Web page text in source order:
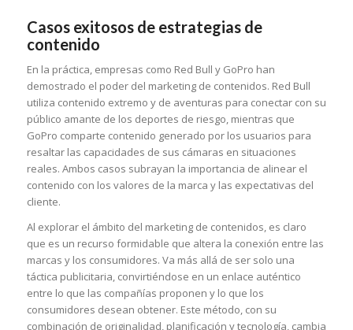
Casos exitosos de estrategias de
contenido
En la práctica, empresas como Red Bull y GoPro han
demostrado el poder del marketing de contenidos. Red Bull
utiliza contenido extremo y de aventuras para conectar con su
público amante de los deportes de riesgo, mientras que
GoPro comparte contenido generado por los usuarios para
resaltar las capacidades de sus cámaras en situaciones
reales. Ambos casos subrayan la importancia de alinear el
contenido con los valores de la marca y las expectativas del
cliente.
Al explorar el ámbito del marketing de contenidos, es claro
que es un recurso formidable que altera la conexión entre las
marcas y los consumidores. Va más allá de ser solo una
táctica publicitaria, convirtiéndose en un enlace auténtico
entre lo que las compañías proponen y lo que los
consumidores desean obtener. Este método, con su
combinación de originalidad, planificación y tecnología, cambia